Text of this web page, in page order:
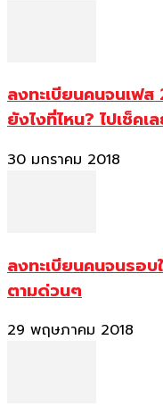
ลงทะเบียนคนจนเฟส
ยังไงที่ไหน? ไปเช็คเ
30 มกราคม 2018
ลงทะเบียนคนจนรอบ
ตามด่วนๆ
29 พฤษภาคม 2018